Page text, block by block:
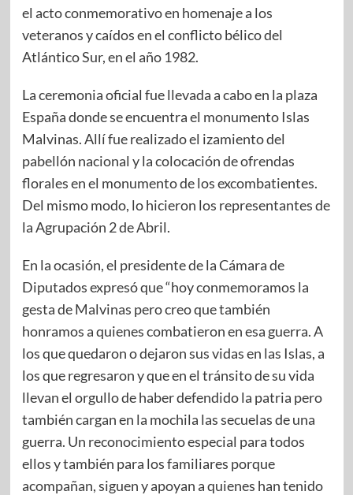
el acto conmemorativo en homenaje a los
veteranos y caídos en el conflicto bélico del
Atlántico Sur, en el año 1982.
La ceremonia oficial fue llevada a cabo en la plaza
España donde se encuentra el monumento Islas
Malvinas. Allí fue realizado el izamiento del
pabellón nacional y la colocación de ofrendas
florales en el monumento de los excombatientes.
Del mismo modo, lo hicieron los representantes de
la Agrupación 2 de Abril.
En la ocasión, el presidente de la Cámara de
Diputados expresó que “hoy conmemoramos la
gesta de Malvinas pero creo que también
honramos a quienes combatieron en esa guerra. A
los que quedaron o dejaron sus vidas en las Islas, a
los que regresaron y que en el tránsito de su vida
llevan el orgullo de haber defendido la patria pero
también cargan en la mochila las secuelas de una
guerra. Un reconocimiento especial para todos
ellos y también para los familiares porque
acompañan, siguen y apoyan a quienes han tenido